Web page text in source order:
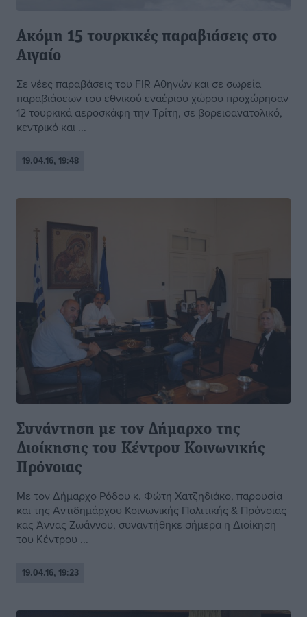
Ακόμη 15 τουρκικές παραβιάσεις στο
Αιγαίο
Σε νέες παραβάσεις του FIR Αθηνών και σε σωρεία
παραβιάσεων του εθνικού εναέριου χώρου προχώρησαν
12 τουρκικά αεροσκάφη την Τρίτη, σε βορειοανατολικό,
κεντρικό και ...
19.04.16, 19:48
Συνάντηση με τον Δήμαρχο της
Διοίκησης του Κέντρου Κοινωνικής
Πρόνοιας
Με τον Δήμαρχο Ρόδου κ. Φώτη Χατζηδιάκο, παρουσία
και της Αντιδημάρχου Κοινωνικής Πολιτικής & Πρόνοιας
κας Άννας Ζωάννου, συναντήθηκε σήμερα η Διοίκηση
του Κέντρου ...
19.04.16, 19:23